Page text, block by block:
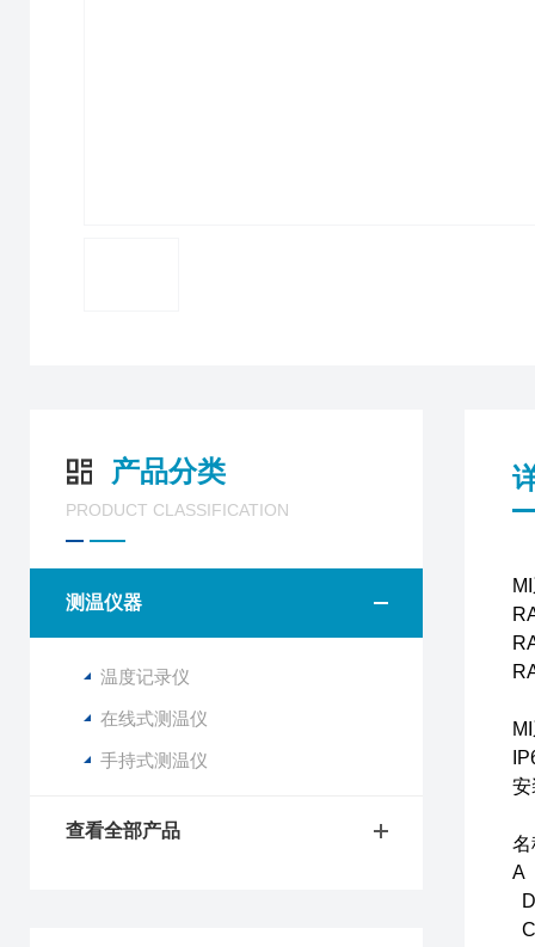
产品分类
PRODUCT CLASSIFICATION
测温仪器
温度记录仪
在线式测温仪
手持式测温仪
查看全部产品
安
名
A